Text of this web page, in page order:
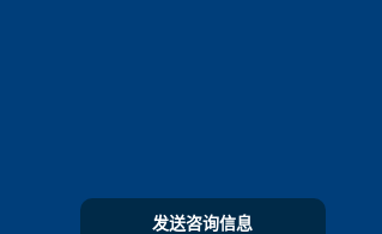
发送咨询信息